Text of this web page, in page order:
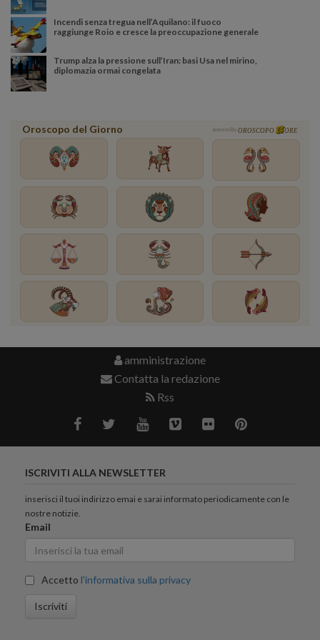
Incendi senza tregua nell’Aquilano: il fuoco
raggiunge Roio e cresce la preoccupazione generale
Trump alza la pressione sull’Iran: basi Usa nel mirino,
diplomazia ormai congelata
Oroscopo del Giorno powered by OROSCOPO ORE
amministrazione
Contatta la redazione
Rss
ISCRIVITI ALLA NEWSLETTER
inserisci il tuoi indirizzo emai e sarai informato periodicamente con le
nostre notizie.
Email
Accetto l'informativa sulla privacy
Iscriviti